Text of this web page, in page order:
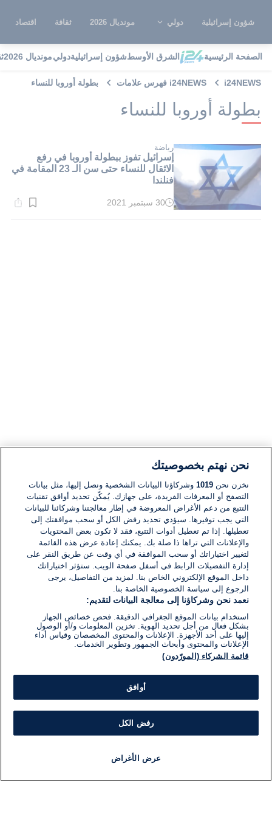
شؤون إسرائيلية دولي مونديال 2026 ثقافة اقتصاد
الصفحة الرئيسية الشرق الأوسطشؤون إسرائيليةدوليمونديال 2026
i24NEWS i24NEWS فهرس علامات بطولة أوروبا للنساء
بطولة أوروبا للنساء
رياضة
إسرائيل تفوز ببطولة أوروبا في رفع
الاثقال للنساء حتى سن الـ 23 المقامة في
فنلندا
وقت
30 سبتمبر 2021
نحن نهتم بخصوصيتك
نخزن نحن1019 وشركاؤنا البيانات الشخصية ونصل إليها، مثل بيانات
التصفح أو المعرفات الفريدة، على جهازك. يُمكّن تحديد أوافق تقنيات
التتبع من دعم الأغراض المعروضة في إطار معالجتنا وشركائنا للبيانات
التي يجب توفيرها. سيؤدي تحديد رفض الكل أو سحب موافقتك إلى
تعطيلها. إذا تم تعطيل أدوات التتبع، فقد لا تكون بعض المحتويات
والإعلانات التي تراها ذا صلة بك. يمكنك إعادة عرض هذه القائمة
لتغيير اختياراتك أو سحب الموافقة في أي وقت عن طريق النقر على
إدارة التفضيلات الرابط في أسفل صفحة الويب. ستؤثر اختياراتك
داخل الموقع الإلكتروني الخاص بنا. لمزيد من التفاصيل، يرجى
الرجوع إلى سياسة الخصوصية الخاصة بنا.
نعمد نحن وشركاؤنا إلى معالجة البيانات لتقديم:
استخدام بيانات الموقع الجغرافي الدقيقة. فحص خصائص الجهاز
بشكل فعال من أجل تحديد الهوية. تخزين المعلومات و/أو الوصول
إليها على أحد الأجهزة. الإعلانات والمحتوى المخصصان وقياس أداء
الإعلانات والمحتوى وأبحاث الجمهور وتطوير الخدمات.
قائمة الشركاء (المورّدون)
أوافق
رفض الكل
عرض الأغراض